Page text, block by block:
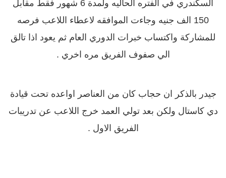
السكندري في الفتره الحاليه ولمدة 6 شهور فقط مقابل
150 الف جنيه وجاءت الموافقه لاعطاء اللاعب فرصه
للمشاركة واكتساب خبرات الدوري العام ثم يعود اذا تالق
الي صفوف الفريق مره اخري .
جيدر بالذكر ان حجاب كان من العناصر اواعده تحت قيادة
دي كاستال ولكن بعد تولي العمد خرج اللاعب عن تدريبات
الفريق الاول .